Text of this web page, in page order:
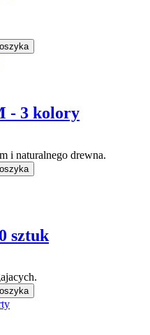
- 3 kolory
i naturalnego drewna.
sztuk